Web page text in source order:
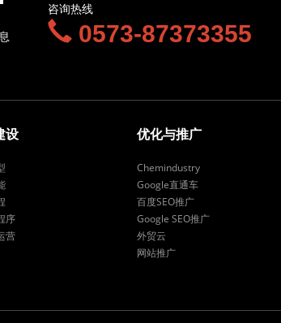
咨询热线
0573-87373355
设
序
营
优化与推广
Chemindustry
Google直通车
百度SEO推广
Google SEO推广
外贸云
网站推广